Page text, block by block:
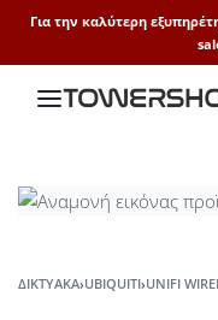
Για την καλύτερη
ΔΙΚΤΥΑΚΆ›UBIQUITI›UNIFI